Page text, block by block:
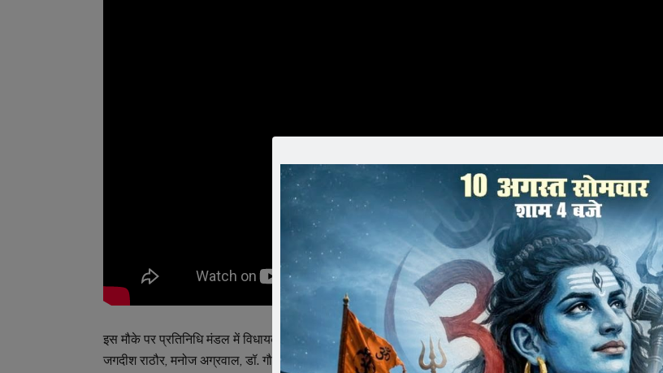
इस मौके पर प्रतिनिधि मंडल में विधायक प्रतिनिधि महेश सोनी, सांसद प्रतिनिधि शिवेंद्र माथुर, जन चेतना मंच महामंत्री जावरा
जगदीश राठौर, मनोज अग्रवाल, डॉ. गौरव मंडलेचा, समाजसेवी निशांत (लखन) राठौर, शैलेंद्र कोठारी, गिरिराज उपाध्याय, महेंद्र